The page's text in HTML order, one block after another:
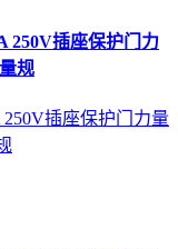
250V插座保护门力
规
250V插座保护门力量